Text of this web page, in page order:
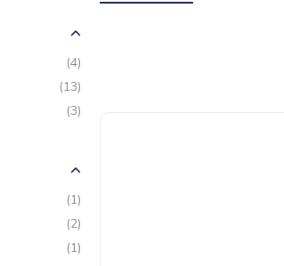
(4)
(13)
(3)
(1)
(2)
(1)